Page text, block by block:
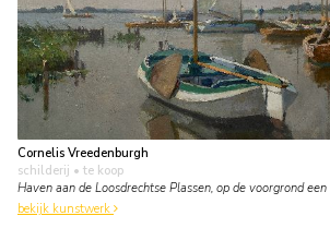
Cornelis Vreedenburgh
schilderij • te koop
Haven aan de Loosdrechtse Plassen, op de voorgrond
bekijk kunstwerk